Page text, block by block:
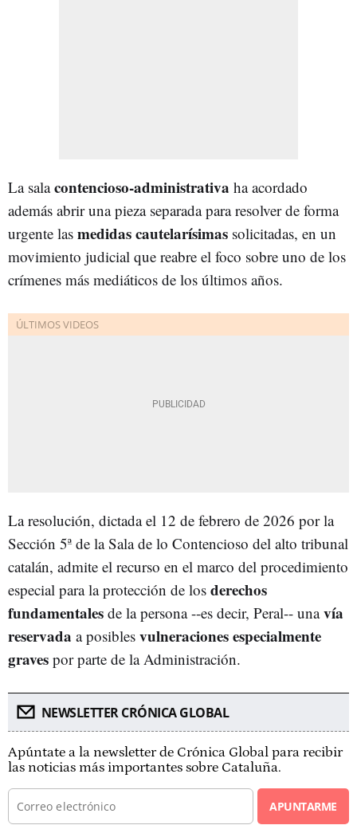
La salacontencioso-administrativa ha acordado
además abrir una pieza separada para resolver de forma
urgente las medidas cautelarísimas solicitadas, en un
movimiento judicial que reabre el foco sobre uno de los
crímenes más mediáticos de los últimos años.
La resolución, dictada el 12 de febrero de 2026 por la
Sección 5ª de la Sala de lo Contencioso del alto tribunal
catalán, admite el recurso en el marco del procedimiento
especial para la protección de los derechos
fundamentales de la persona --es decir, Peral-- unavía
reservada a posibles vulneraciones especialmente
graves por parte de la Administración.
NEWSLETTER CRÓNICA GLOBAL
Apúntate a la newsletter de Crónica Global para recibir
las noticias más importantes sobre Cataluña.
APUNTARME